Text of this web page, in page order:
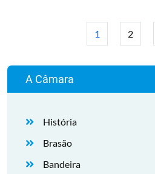
1 2
A Câmara
História
Brasão
Bandeira